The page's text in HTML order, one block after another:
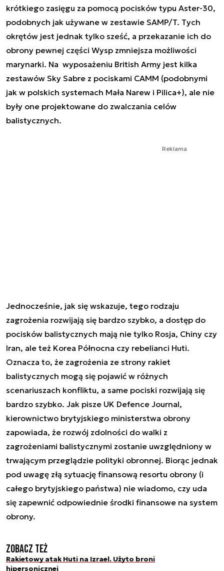
krótkiego zasięgu za pomocą pocisków typu Aster-30,
podobnych jak używane w zestawie SAMP/T. Tych
okrętów jest jednak tylko sześć, a przekazanie ich do
obrony pewnej części Wysp zmniejsza możliwości
marynarki. Na wyposażeniu British Army jest kilka
zestawów Sky Sabre z pociskami CAMM (podobnymi
jak w polskich systemach Mała Narew i Pilica+), ale nie
były one projektowane do zwalczania celów
balistycznych.
Reklama
Jednocześnie, jak się wskazuje, tego rodzaju
zagrożenia rozwijają się bardzo szybko, a dostęp do
pocisków balistycznych mają nie tylko Rosja, Chiny czy
Iran, ale też Korea Północna czy rebelianci Huti.
Oznacza to, że zagrożenia ze strony rakiet
balistycznych mogą się pojawić w różnych
scenariuszach konfliktu, a same pociski rozwijają się
bardzo szybko. Jak pisze UK Defence Journal,
kierownictwo brytyjskiego ministerstwa obrony
zapowiada, że rozwój zdolności do walki z
zagrożeniami balistycznymi zostanie uwzględniony w
trwającym przeglądzie polityki obronnej. Biorąc jednak
pod uwagę złą sytuację finansową resortu obrony (i
całego brytyjskiego państwa) nie wiadomo, czy uda
się zapewnić odpowiednie środki finansowe na system
obrony.
Zobacz też
Rakietowy atak Huti na Izrael. Użyto broni
hipersonicznej